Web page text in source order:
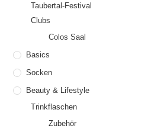
Taubertal-Festival
Clubs
Colos Saal
Basics
Socken
Beauty & Lifestyle
Trinkflaschen
Zubehör